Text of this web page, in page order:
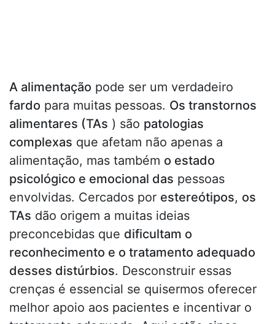
A alimentação pode ser um verdadeiro
fardo para muitas pessoas. Os transtornos
alimentares (TAs ) são patologias
complexas que afetam não apenas a
alimentação, mas também o estado
psicológico e emocional das pessoas
envolvidas. Cercados por estereótipos, os
TAs dão origem a muitas ideias
preconcebidas que dificultam o
reconhecimento e o tratamento adequado
desses distúrbios. Desconstruir essas
crenças é essencial se quisermos oferecer
melhor apoio aos pacientes e incentivar o